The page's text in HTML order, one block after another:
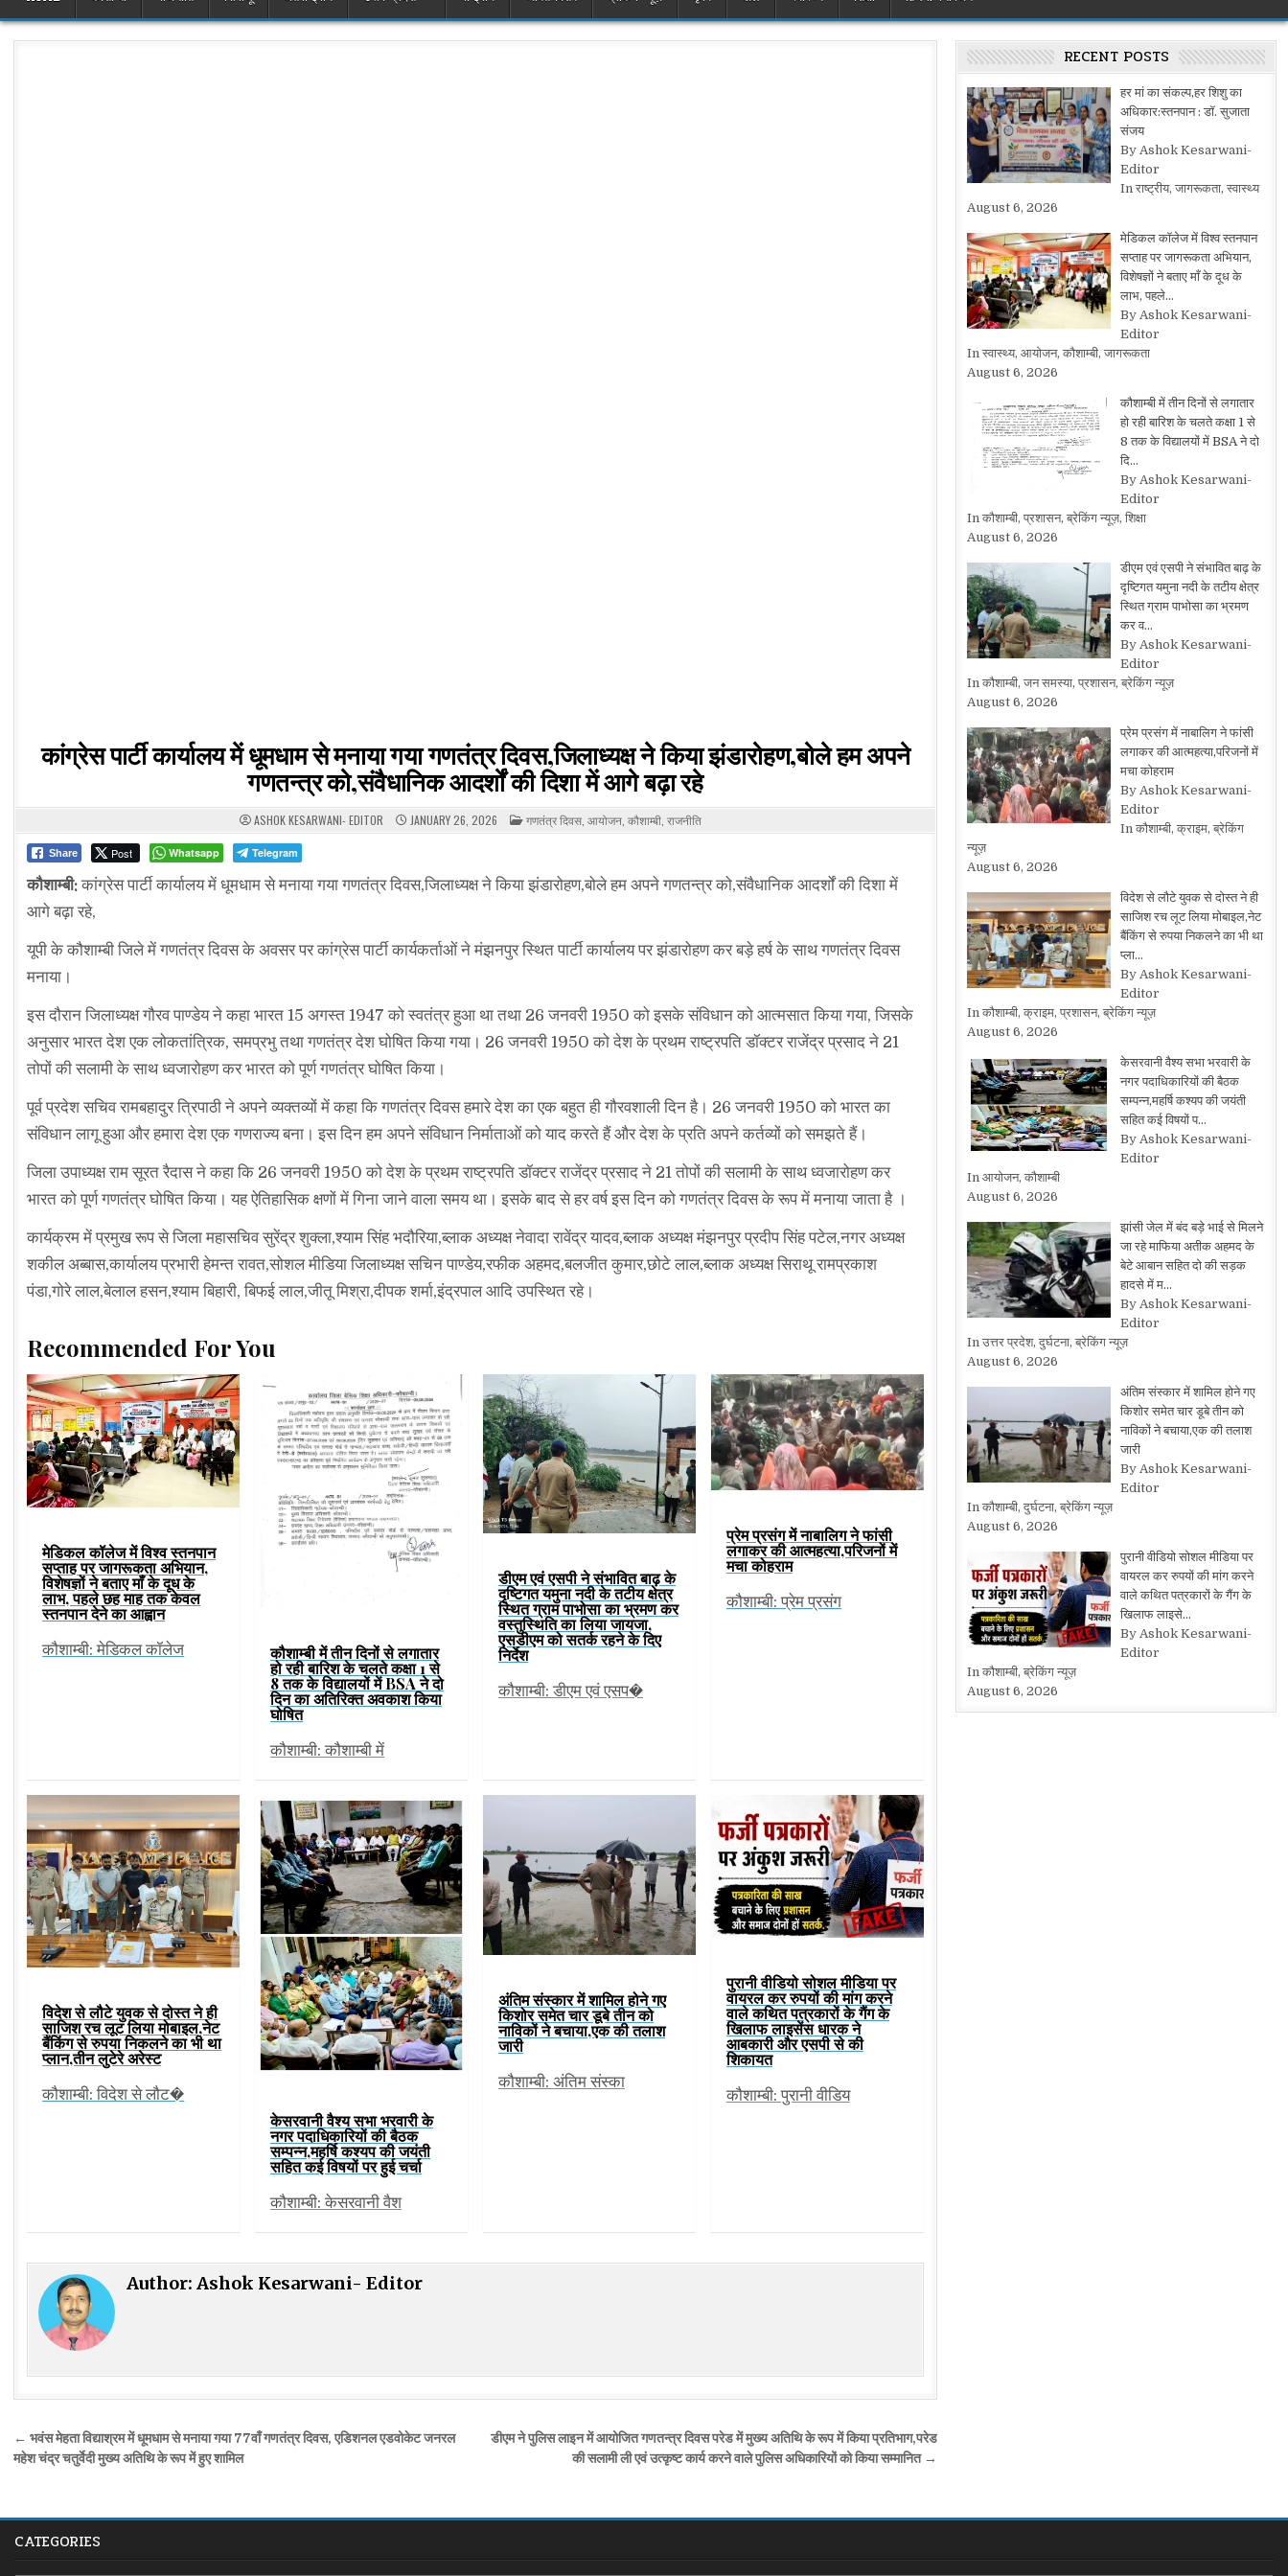
कांग्रेस पार्टी कार्यालय में धूमधाम से मनाया गया गणतंत्र दिवस,जिलाध्यक्ष ने किया झंडारोहण,बोले हम अपने
गणतन्त्र को,संवैधानिक आदर्शों की दिशा में आगे बढ़ा रहे
ASHOK KESARWANI- EDITOR JANUARY 26, 2026 POSTED
IN
गणतंत्र दिवस आयोजन कौशाम्बी राजनीति
Share Post Whatsapp Telegram
कौशाम्बी:कांग्रेस पार्टी कार्यालय में धूमधाम से मनाया गया गणतंत्र दिवस,जिलाध्यक्ष ने किया झंडारोहण,बोले हम अपने गणतन्त्र को,संवैधानिक आदर्शों की दिशा में
आगे बढ़ा रहे,
यूपी के कौशाम्बी जिले में गणतंत्र दिवस के अवसर पर कांग्रेस पार्टी कार्यकर्ताओं ने मंझनपुर स्थित पार्टी कार्यालय पर झंडारोहण कर बड़े हर्ष के साथ गणतंत्र दिवस
मनाया।
इस दौरान जिलाध्यक्ष गौरव पाण्डेय ने कहा भारत 15 अगस्त 1947 को स्वतंत्र हुआ था तथा 26 जनवरी 1950 को इसके संविधान को आत्मसात किया गया, जिसके
अनुसार भारत देश एक लोकतांत्रिक, समप्रभु तथा गणतंत्र देश घोषित किया गया। 26 जनवरी 1950 को देश के प्रथम राष्ट्रपति डॉक्टर राजेंद्र प्रसाद ने 21
तोपों की सलामी के साथ ध्वजारोहण कर भारत को पूर्ण गणतंत्र घोषित किया।
पूर्व प्रदेश सचिव रामबहादुर त्रिपाठी ने अपने व्यक्तव्यों में कहा कि गणतंत्र दिवस हमारे देश का एक बहुत ही गौरवशाली दिन है। 26 जनवरी 1950 को भारत का
संविधान लागू हुआ और हमारा देश एक गणराज्य बना। इस दिन हम अपने संविधान निर्माताओं को याद करते हैं और देश के प्रति अपने कर्तव्यों को समझते हैं।
जिला उपाध्यक्ष राम सूरत रैदास ने कहा कि 26 जनवरी 1950 को देश के प्रथम राष्ट्रपति डॉक्टर राजेंद्र प्रसाद ने 21 तोपों की सलामी के साथ ध्वजारोहण कर
भारत को पूर्ण गणतंत्र घोषित किया। यह ऐतिहासिक क्षणों में गिना जाने वाला समय था। इसके बाद से हर वर्ष इस दिन को गणतंत्र दिवस के रूप में मनाया जाता है ।
कार्यक्रम में प्रमुख रूप से जिला महासचिव सुरेंद्र शुक्ला,श्याम सिंह भदौरिया,ब्लाक अध्यक्ष नेवादा रावेंद्र यादव,ब्लाक अध्यक्ष मंझनपुर प्रदीप सिंह पटेल,नगर अध्यक्ष
शकील अब्बास,कार्यालय प्रभारी हेमन्त रावत,सोशल मीडिया जिलाध्यक्ष सचिन पाण्डेय,रफीक अहमद,बलजीत कुमार,छोटे लाल,ब्लाक अध्यक्ष सिराथू रामप्रकाश
पंडा,गोरे लाल,बेलाल हसन,श्याम बिहारी, बिफई लाल,जीतू मिश्रा,दीपक शर्मा,इंद्रपाल आदि उपस्थित रहे।
Recommended For You
मेडिकल कॉलेज में विश्व स्तनपान
सप्ताह पर जागरूकता अभियान,
विशेषज्ञों ने बताए माँ के दूध के
लाभ, पहले छह माह तक केवल
स्तनपान देने का आह्वान
कौशाम्बी: मेडिकल कॉलेज कौशाम्बी में तीन दिनों से लगातार
हो रही बारिश के चलते कक्षा 1 से
8 तक के विद्यालयों में BSA ने दो
दिन का अतिरिक्त अवकाश किया
घोषित
कौशाम्बी: कौशाम्बी में
डीएम एवं एसपी ने संभावित बाढ़ के
दृष्टिगत यमुना नदी के तटीय क्षेत्र
स्थित ग्राम पाभोसा का भ्रमण कर
वस्तुस्थिति का लिया जायजा,
एसडीएम को सतर्क रहने के दिए
निर्देश
कौशाम्बी: डीएम एवं एसप�
प्रेम प्रसंग में नाबालिग ने फांसी
लगाकर की आत्महत्या,परिजनों में
मचा कोहराम
कौशाम्बी: प्रेम प्रसंग
विदेश से लौटे युवक से दोस्त ने ही
साजिश रच लूट लिया मोबाइल,नेट
बैंकिंग से रुपया निकलने का भी था
प्लान,तीन लुटेरे अरेस्ट
कौशाम्बी: विदेश से लौट�
केसरवानी वैश्य सभा भरवारी के
नगर पदाधिकारियों की बैठक
सम्पन्न,महर्षि कश्यप की जयंती
सहित कई विषयों पर हुई चर्चा
कौशाम्बी: केसरवानी वैश
अंतिम संस्कार में शामिल होने गए
किशोर समेत चार डूबे तीन को
नाविकों ने बचाया,एक की तलाश
जारी
कौशाम्बी: अंतिम संस्का
पुरानी वीडियो सोशल मीडिया पर
वायरल कर रुपयों की मांग करने
वाले कथित पत्रकारों के गैंग के
खिलाफ लाइसेंस धारक ने
आबकारी और एसपी से की
शिकायत
कौशाम्बी: पुरानी वीडिय
Author:Ashok Kesarwani- Editor
Post
navigation
डीएम ने पुलिस लाइन में आयोजित गणतन्त्र दिवस परेड में मुख्य अतिथि के रूप में किया प्रतिभाग,परेड
की सलामी ली एवं उत्कृष्ट कार्य करने वाले पुलिस अधिकारियों को किया सम्मानित →
← भवंस मेहता विद्याश्रम में धूमधाम से मनाया गया 77वाँ गणतंत्र दिवस, एडिशनल एडवोकेट जनरल
महेश चंद्र चतुर्वेदी मुख्य अतिथि के रूप में हुए शामिल
RECENT POSTS
हर मां का संकल्प,हर शिशु का
अधिकार:स्तनपान : डॉ. सुजाता
संजय
By Ashok Kesarwani-
Editor
In राष्ट्रीय, जागरूकता, स्वास्थ्य
August 6, 2026
मेडिकल कॉलेज में विश्व स्तनपान
सप्ताह पर जागरूकता अभियान,
विशेषज्ञों ने बताए माँ के दूध के
लाभ, पहले…
By Ashok Kesarwani-
Editor
In स्वास्थ्य, आयोजन, कौशाम्बी, जागरूकता
August 6, 2026
कौशाम्बी में तीन दिनों से लगातार
हो रही बारिश के चलते कक्षा 1 से
8 तक के विद्यालयों में BSA ने दो
दि…
By Ashok Kesarwani-
Editor
In कौशाम्बी, प्रशासन, ब्रेकिंग न्यूज़, शिक्षा
August 6, 2026
डीएम एवं एसपी ने संभावित बाढ़ के
दृष्टिगत यमुना नदी के तटीय क्षेत्र
स्थित ग्राम पाभोसा का भ्रमण
कर व…
By Ashok Kesarwani-
Editor
In कौशाम्बी, जन समस्या, प्रशासन, ब्रेकिंग न्यूज़
August 6, 2026
प्रेम प्रसंग में नाबालिग ने फांसी
लगाकर की आत्महत्या,परिजनों में
मचा कोहराम
By Ashok Kesarwani-
Editor
In कौशाम्बी, क्राइम, ब्रेकिंग
न्यूज़
August 6, 2026
विदेश से लौटे युवक से दोस्त ने ही
साजिश रच लूट लिया मोबाइल,नेट
बैंकिंग से रुपया निकलने का भी था
प्ला…
By Ashok Kesarwani-
Editor
In कौशाम्बी, क्राइम, प्रशासन, ब्रेकिंग न्यूज़
August 6, 2026
केसरवानी वैश्य सभा भरवारी के
नगर पदाधिकारियों की बैठक
सम्पन्न,महर्षि कश्यप की जयंती
सहित कई विषयों प…
By Ashok Kesarwani-
Editor
In आयोजन, कौशाम्बी
August 6, 2026
झांसी जेल में बंद बड़े भाई से मिलने
जा रहे माफिया अतीक अहमद के
बेटे आबान सहित दो की सड़क
हादसे में म…
By Ashok Kesarwani-
Editor
In उत्तर प्रदेश, दुर्घटना, ब्रेकिंग न्यूज़
August 6, 2026
अंतिम संस्कार में शामिल होने गए
किशोर समेत चार डूबे तीन को
नाविकों ने बचाया,एक की तलाश
जारी
By Ashok Kesarwani-
Editor
In कौशाम्बी, दुर्घटना, ब्रेकिंग न्यूज़
August 6, 2026
पुरानी वीडियो सोशल मीडिया पर
वायरल कर रुपयों की मांग करने
वाले कथित पत्रकारों के गैंग के
खिलाफ लाइसे…
By Ashok Kesarwani-
Editor
In कौशाम्बी, ब्रेकिंग न्यूज़
August 6, 2026
CATEGORIES